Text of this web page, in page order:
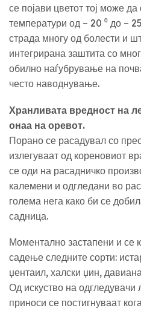
се појави цветот тој може
температури од – 20 ⁰ до –
страда многу од болести и
интегрирана заштита со
обилно наѓубрување на
често наводнување.
Хранливата вредност на
онаа на оревот.
Порано се расадувал со
излегуваат од кореновиот
се оди на расадничко
калемени и одгледани во
голема нега како би се
садница.
Моментално застапени и се
садење следните сорти:
џентаил, халски џин,
Од искуство на одгледувачи
приноси се постигнуваат